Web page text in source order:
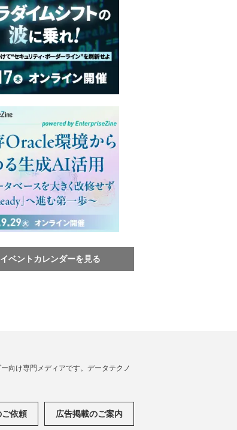
イベントカレンダーを見る
向け専門メディアです。データテクノ
依頼 広告掲載のご案内